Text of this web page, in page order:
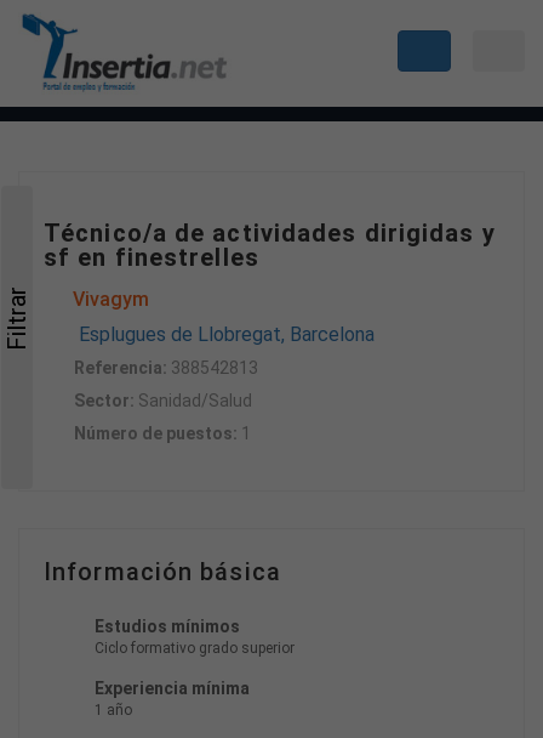
Técnico/a de actividades dirigidas y
sf en finestrelles
Vivagym
Esplugues de Llobregat, Barcelona
Referencia: 388542813
Sector: Sanidad/Salud
Número de puestos: 1
Información básica
Estudios mínimos
Ciclo formativo grado superior
Experiencia mínima
1 año
Filtrar